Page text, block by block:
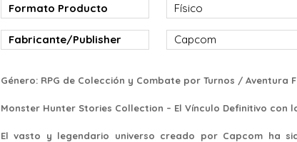
Formato Producto Físico
Fabricante/Publisher Capcom
Género: RPG de Colección y Combate por Turnos / Aventura
Monster Hunter Stories Collection – El Vínculo Definitivo con
El vasto y legendario universo creado por Capcom ha